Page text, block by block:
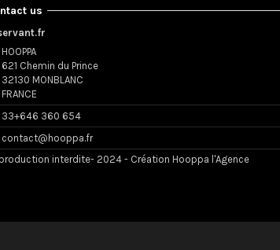
us
HOOPPA
621 Chemin du Prince
32130 MONBLANC
FRANCE
33+646 360 654
contact@hooppa.fr
interdite- 2024 - Création Hooppa l'Agence